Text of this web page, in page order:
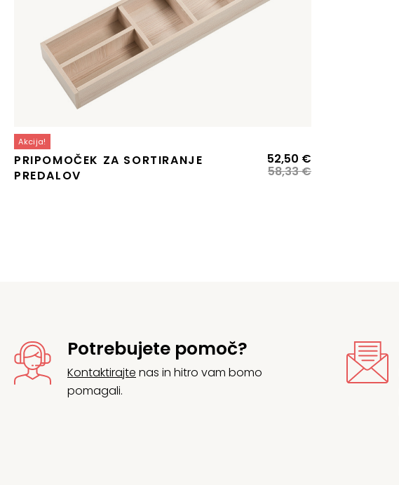
Akcija!
PRIPOMOČEK ZA SORTIRANJE
PREDALOV
58,33€
Izvirna
cena
52,50 €Trenutna
cena
Potrebujete pomoč?
Kontaktirajte nas in hitro vam bomo
pomagali.